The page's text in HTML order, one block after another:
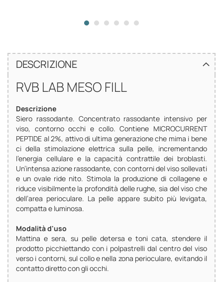
DESCRIZIONE
RVB LAB MESO FILL
Descrizione
Siero rassodante. Concentrato rassodante intensivo per
viso, contorno occhi e collo. Contiene MICROCURRENT
PEPTIDE al 2%, attivo di ultima generazione che mima i bene
ci della stimolazione elettrica sulla pelle, incrementando
l’energia cellulare e la capacità contrattile dei broblasti.
Un’intensa azione rassodante, con contorni del viso sollevati
e un ovale ride nito. Stimola la produzione di collagene e
riduce visibilmente la profondità delle rughe, sia del viso che
dell’area perioculare. La pelle appare subito più levigata,
compatta e luminosa.
Modalità d'uso
Mattina e sera, su pelle detersa e toni cata, stendere il
prodotto picchiettando con i polpastrelli dal centro del viso
verso i contorni, sul collo e nella zona perioculare, evitando il
contatto diretto con gli occhi.